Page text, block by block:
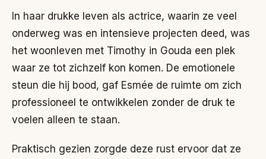
In haar drukke leven als actrice, waarin ze veel
onderweg was en intensieve projecten deed, was
het woonleven met Timothy in Gouda een plek
waar ze tot zichzelf kon komen. De emotionele
steun die hij bood, gaf Esmée de ruimte om zich
professioneel te ontwikkelen zonder de druk te
voelen alleen te staan.
Praktisch gezien zorgde deze rust ervoor dat ze